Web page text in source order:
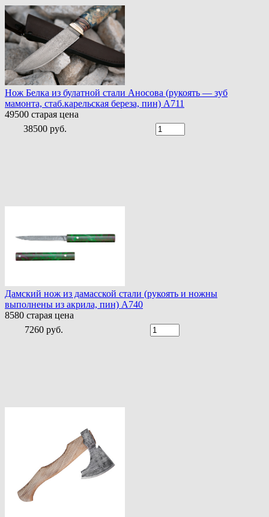
Нож Белка из булатной стали Аносова (рукоять — зуб
мамонта, стаб.карельская береза, пин) A711
49500 старая цена
38500 руб.
Дамский нож из дамасской стали (рукоять и ножны
выполнены из акрила, пин) A740
8580 старая цена
7260 руб.